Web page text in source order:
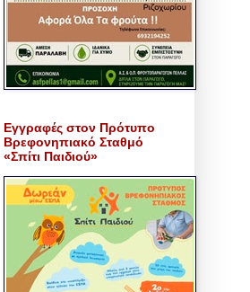
Εγγραφές στον Πρότυπο
Βρεφονηπιακό Σταθμό
«Σπίτι Παιδιού»